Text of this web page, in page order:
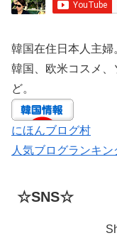
韓国在住日本人主婦
韓国、欧米コスメ
ど。
にほんブログ村
人気ブログランキン
☆SNS☆